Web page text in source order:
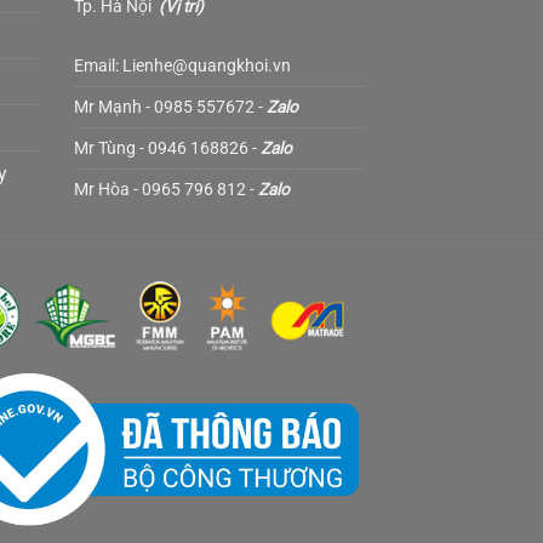
Tp. Hà Nội (Vị trí)
Email: Lienhe@quangkhoi.vn
Mr Mạnh - 0985 557672 -Zalo
Mr Tùng - 0946 168826 -Zalo
Mr Hòa - 0965 796 812 -Zalo